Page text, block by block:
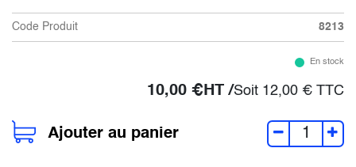
Code Produit 8213
En stock
10,00 €HT /Soit 12,00 € TTC
Ajouter au panier